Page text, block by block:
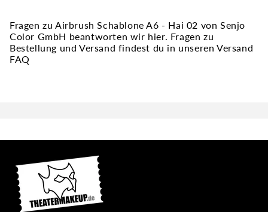
Fragen zu Airbrush Schablone A6 - Hai 02 von Senjo
Color GmbH beantworten wir hier. Fragen zu
Bestellung und Versand findest du in unseren Versand
FAQ